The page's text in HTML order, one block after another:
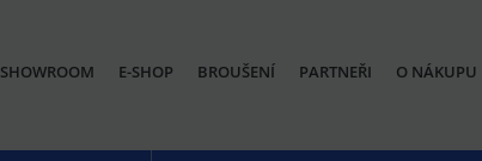
SHOWROOM E-SHOP BROUŠENÍ PARTNEŘI O NÁKUPU